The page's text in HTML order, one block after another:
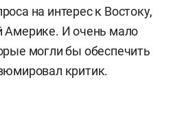
на интерес к Востоку,
Америке. И очень мало
могли бы обеспечить
критик.